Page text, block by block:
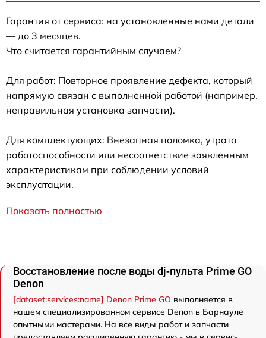
Гарантия от сервиса: на установленные нами детали
— до 3 месяцев.
Что считается гарантийным случаем?
Для работ: Повторное проявление дефекта, который
напрямую связан с выполненной работой (например,
неправильная установка запчасти).
Для комплектующих: Внезапная поломка, утрата
работоспособности или несоответствие заявленным
характеристикам при соблюдении условий
эксплуатации.
Показать полностью
Восстановление после воды dj-пульта Prime GO
Denon
[dataset:services:name] Denon Prime GO выполняется в
нашем специализированном сервисе Denon в Барнауле
опытными мастерами. На все виды работ и запчасти